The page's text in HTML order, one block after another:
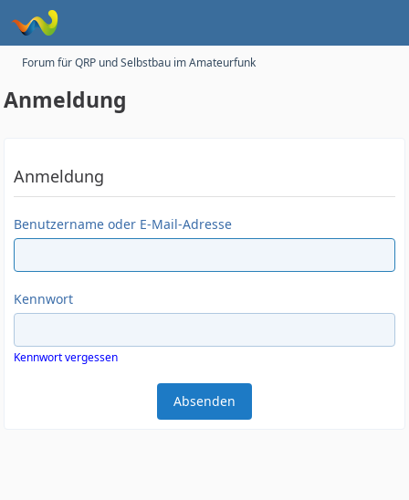
Forum für QRP und Selbstbau im Amateurfunk
Anmeldung
Anmeldung
Benutzername oder E-Mail-Adresse
Kennwort
Kennwort vergessen